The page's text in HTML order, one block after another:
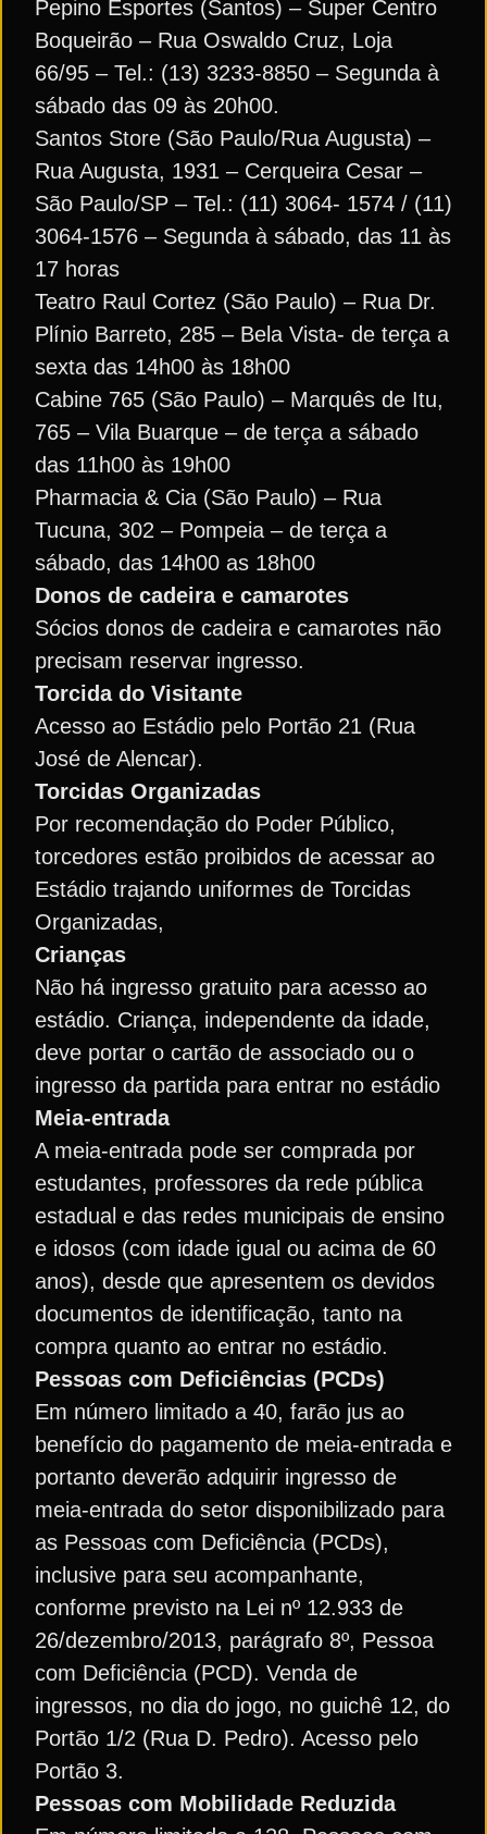
Pepino Esportes (Santos) – Super Centro
Boqueirão – Rua Oswaldo Cruz, Loja
66/95 – Tel.: (13) 3233-8850 – Segunda à
sábado das 09 às 20h00.
Santos Store (São Paulo/Rua Augusta) –
Rua Augusta, 1931 – Cerqueira Cesar –
São Paulo/SP – Tel.: (11) 3064- 1574 / (11)
3064-1576 – Segunda à sábado, das 11 às
17 horas
Teatro Raul Cortez (São Paulo) – Rua Dr.
Plínio Barreto, 285 – Bela Vista- de terça a
sexta das 14h00 às 18h00
Cabine 765 (São Paulo) – Marquês de Itu,
765 – Vila Buarque – de terça a sábado
das 11h00 às 19h00
Pharmacia & Cia (São Paulo) – Rua
Tucuna, 302 – Pompeia – de terça a
sábado, das 14h00 as 18h00
Donos de cadeira e camarotes
Sócios donos de cadeira e camarotes não
precisam reservar ingresso.
Torcida do Visitante
Acesso ao Estádio pelo Portão 21 (Rua
José de Alencar).
Torcidas Organizadas
Por recomendação do Poder Público,
torcedores estão proibidos de acessar ao
Estádio trajando uniformes de Torcidas
Organizadas,
Crianças
Não há ingresso gratuito para acesso ao
estádio. Criança, independente da idade,
deve portar o cartão de associado ou o
ingresso da partida para entrar no estádio
Meia-entrada
A meia-entrada pode ser comprada por
estudantes, professores da rede pública
estadual e das redes municipais de ensino
e idosos (com idade igual ou acima de 60
anos), desde que apresentem os devidos
documentos de identificação, tanto na
compra quanto ao entrar no estádio.
Pessoas com Deficiências (PCDs)
Em número limitado a 40, farão jus ao
benefício do pagamento de meia-entrada e
portanto deverão adquirir ingresso de
meia-entrada do setor disponibilizado para
as Pessoas com Deficiência (PCDs),
inclusive para seu acompanhante,
conforme previsto na Lei nº 12.933 de
26/dezembro/2013, parágrafo 8º, Pessoa
com Deficiência (PCD). Venda de
ingressos, no dia do jogo, no guichê 12, do
Portão 1/2 (Rua D. Pedro). Acesso pelo
Portão 3.
Pessoas com Mobilidade Reduzida